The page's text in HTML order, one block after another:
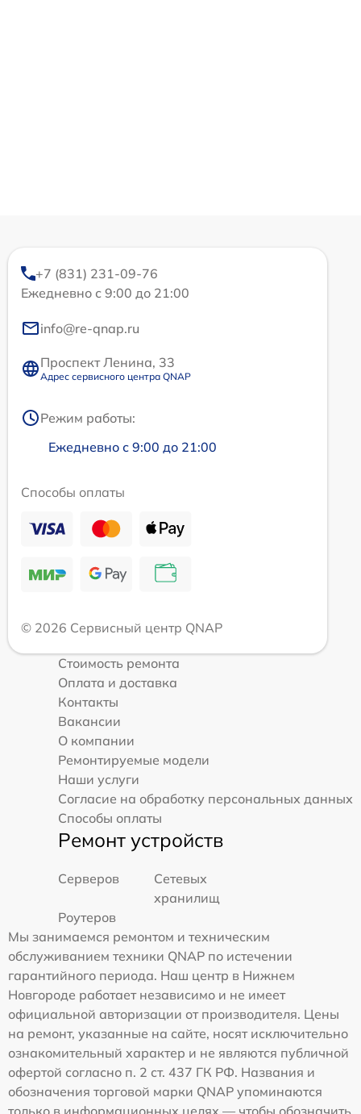
+7 (831) 231-09-76
Ежедневно с 9:00 до 21:00
info@re-qnap.ru
Проспект Ленина, 33
Адрес сервисного центра QNAP
Режим работы:
Ежедневно с 9:00 до 21:00
Способы оплаты
© 2026 Сервисный центр QNAP
Стоимость ремонта
Оплата и доставка
Контакты
Вакансии
О компании
Ремонтируемые модели
Наши услуги
Согласие на обработку персональных данных
Способы оплаты
Ремонт устройств
Серверов
Сетевых
хранилищ
Роутеров
Мы занимаемся ремонтом и техническим
обслуживанием техники QNAP по истечении
гарантийного периода. Наш центр в Нижнем
Новгороде работает независимо и не имеет
официальной авторизации от производителя. Цены
на ремонт, указанные на сайте, носят исключительно
ознакомительный характер и не являются публичной
офертой согласно п. 2 ст. 437 ГК РФ. Названия и
обозначения торговой марки QNAP упоминаются